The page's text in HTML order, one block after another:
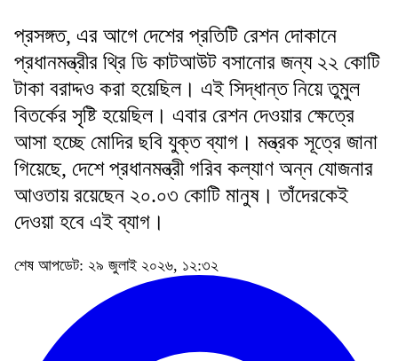
প্রসঙ্গত, এর আগে দেশের প্রতিটি রেশন দোকানে
প্রধানমন্ত্রীর থ্রি ডি কাটআউট বসানোর জন্য ২২ কোটি
টাকা বরাদ্দও করা হয়েছিল। এই সিদ্ধান্ত নিয়ে তুমুল
বিতর্কের সৃষ্টি হয়েছিল। এবার রেশন দেওয়ার ক্ষেত্রে
আসা হচ্ছে মোদির ছবি যুক্ত ব্যাগ। মন্ত্রক সূত্রে জানা
গিয়েছে, দেশে প্রধানমন্ত্রী গরিব কল্যাণ অন্ন যোজনার
আওতায় রয়েছেন ২০.০৩ কোটি মানুষ। তাঁদেরকেই
দেওয়া হবে এই ব্যাগ।
শেষ আপডেট: ২৯ জুলাই ২০২৬, ১২:৩২